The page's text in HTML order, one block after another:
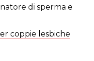
di sperma e
coppie lesbiche